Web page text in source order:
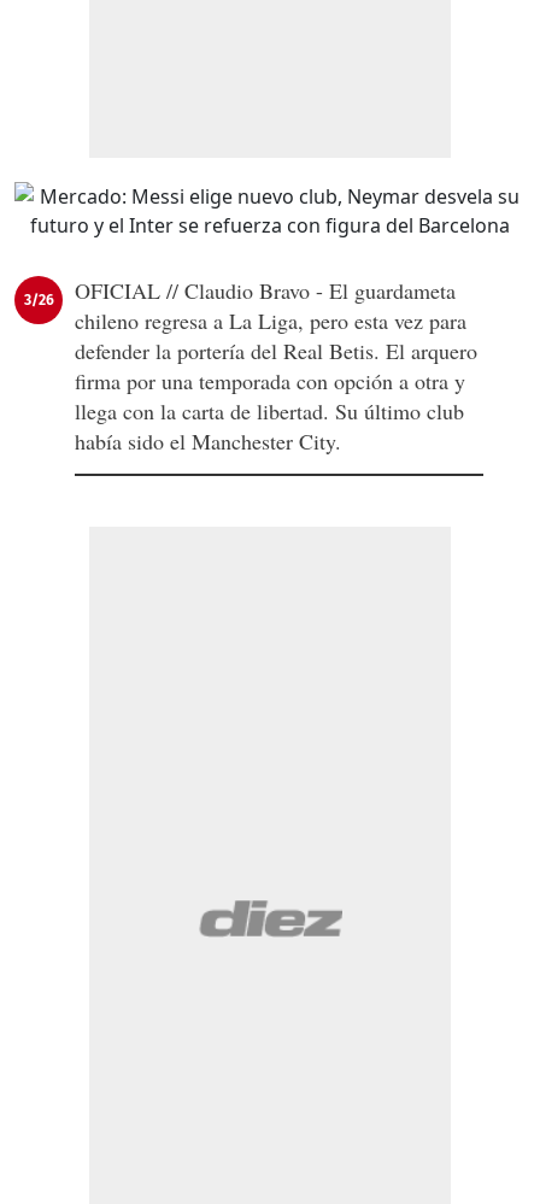
3/26
OFICIAL // Claudio Bravo - El guardameta
chileno regresa a La Liga, pero esta vez para
defender la portería del Real Betis. El arquero
firma por una temporada con opción a otra y
llega con la carta de libertad. Su último club
había sido el Manchester City.